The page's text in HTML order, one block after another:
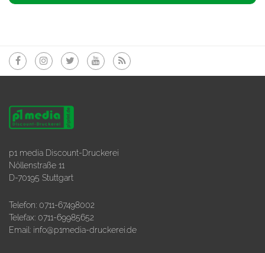
p1 media Discount-Druckerei
Nöllenstraße 11
D-70195 Stuttgart
Telefon: 0711-67498002
Telefax: 0711-69985652
Email: info@p1media-druckerei.de